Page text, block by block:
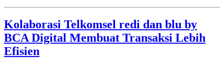
Kolaborasi Telkomsel redi dan blu by
BCA Digital Membuat Transaksi Lebih
Efisien